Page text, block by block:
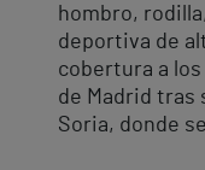
hombro,
deportiva de
cobertura a
de Madrid tras
Soria, donde